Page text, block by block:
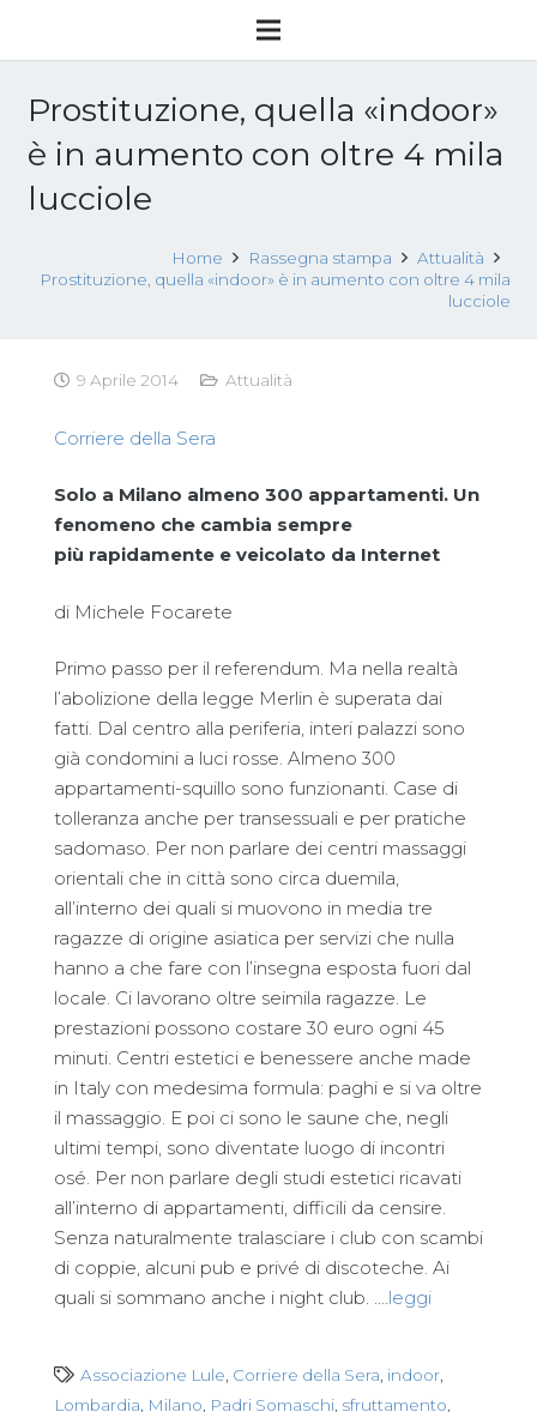
Prostituzione, quella «indoor»
è in aumento con oltre 4 mila
lucciole
Home Rassegna stampa
Attualità
Prostituzione, quella «indoor» è in aumento con oltre 4 mila
lucciole
9 Aprile 2014 Attualità
Corriere della Sera
Solo a Milano almeno 300 appartamenti. Un
fenomeno che cambia sempre
più rapidamente e veicolato da Internet
di Michele Focarete
Primo passo per il referendum. Ma nella realtà
l’abolizione della legge Merlin è superata dai
fatti. Dal centro alla periferia, interi palazzi sono
già condomini a luci rosse. Almeno 300
appartamenti-squillo sono funzionanti. Case di
tolleranza anche per transessuali e per pratiche
sadomaso. Per non parlare dei centri massaggi
orientali che in città sono circa duemila,
all’interno dei quali si muovono in media tre
ragazze di origine asiatica per servizi che nulla
hanno a che fare con l’insegna esposta fuori dal
locale. Ci lavorano oltre seimila ragazze. Le
prestazioni possono costare 30 euro ogni 45
minuti. Centri estetici e benessere anche made
in Italy con medesima formula: paghi e si va oltre
il massaggio. E poi ci sono le saune che, negli
ultimi tempi, sono diventate luogo di incontri
osé. Per non parlare degli studi estetici ricavati
all’interno di appartamenti, difficili da censire.
Senza naturalmente tralasciare i club con scambi
di coppie, alcuni pub e privé di discoteche. Ai
quali si sommano anche i night club. ….leggi
Associazione Lule, Corriere della Sera, indoor,
Lombardia, Milano, Padri Somaschi, sfruttamento,